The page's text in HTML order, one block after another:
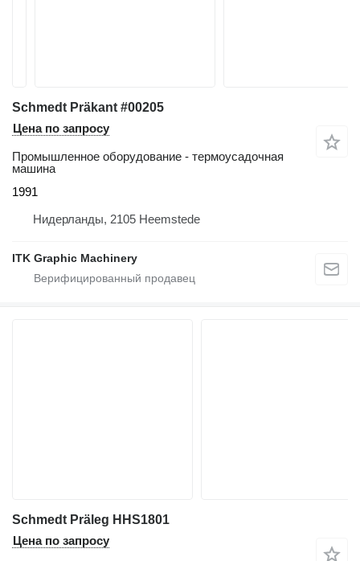
Schmedt Präkant #00205
Цена по запросу
Промышленное оборудование - термоусадочная
машина
1991
Нидерланды, 2105 Heemstede
ITK Graphic Machinery
Schmedt Präleg HHS1801
Цена по запросу